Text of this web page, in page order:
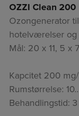
OZZI Clean 200
Ozongenerator
hotelværelser
Mål: 20 x 11, 5 x
Kapcitet 200
Rumstørrelse:
Behandlingstid: